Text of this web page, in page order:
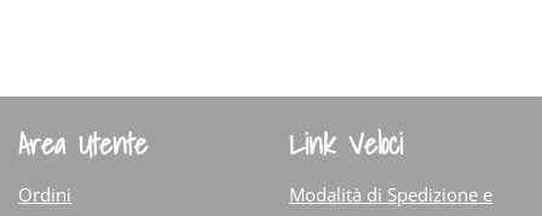
Area Utente
Ordini
Link Veloci
Modalità di Spedizione e